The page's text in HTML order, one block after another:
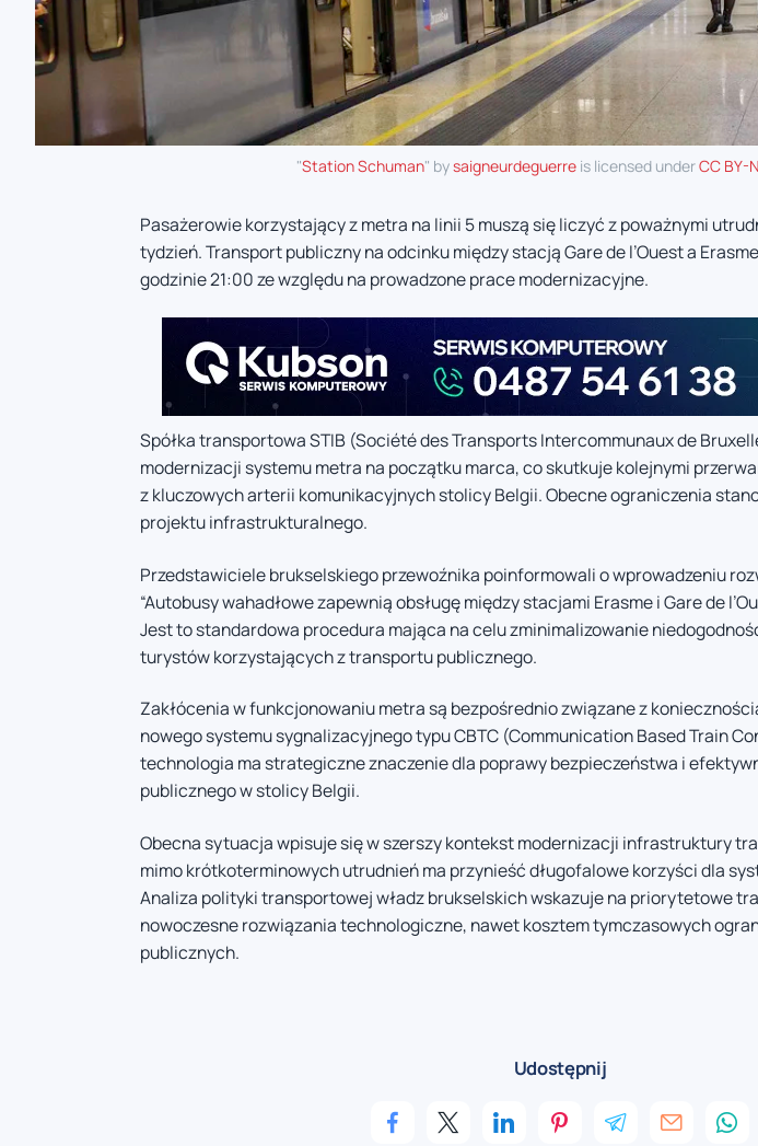
"Station Schuman" bysaigneurdeguerre is licensed underCC BY-
Pasażerowie korzystający z metra na linii 5 muszą się liczyć z poważnymi
tydzień. Transport publiczny na odcinku między stacją Gare de l’Ouest a
godzinie 21:00 ze względu na prowadzone prace modernizacyjne.
Spółka transportowa STIB (Société des Transports Intercommunaux de
modernizacji systemu metra na początku marca, co skutkuje kolejnymi
z kluczowych arterii komunikacyjnych stolicy Belgii. Obecne ograniczenia
projektu infrastrukturalnego.
Przedstawiciele brukselskiego przewoźnika poinformowali o wprowadzeniu
“Autobusy wahadłowe zapewnią obsługę między stacjami Erasme i Gare de
Jest to standardowa procedura mająca na celu zminimalizowanie
turystów korzystających z transportu publicznego.
Zakłócenia w funkcjonowaniu metra są bezpośrednio związane z
nowego systemu sygnalizacyjnego typu CBTC (Communication Based Train
technologia ma strategiczne znaczenie dla poprawy bezpieczeństwa i
publicznego w stolicy Belgii.
Obecna sytuacja wpisuje się w szerszy kontekst modernizacji infrastruktury
mimo krótkoterminowych utrudnień ma przynieść długofalowe korzyści dla
Analiza polityki transportowej władz brukselskich wskazuje na priorytetowe
nowoczesne rozwiązania technologiczne, nawet kosztem tymczasowych
publicznych.
Udostępnij